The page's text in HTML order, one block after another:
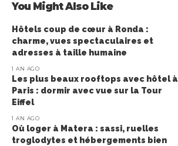
You Might Also Like
Hôtels coup de cœur à Ronda :
charme, vues spectaculaires et
adresses à taille humaine
1 AN AGO
Les plus beaux rooftops avec hôtel à
Paris : dormir avec vue sur la Tour
Eiffel
1 AN AGO
Où loger à Matera : sassi, ruelles
troglodytes et hébergements bien